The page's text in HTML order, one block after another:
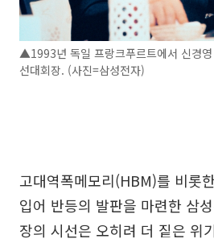
▲1993년 독일 프랑크푸르트에서 신경
선대회장. (사진=삼성전자)
고대역폭메모리(HBM)를 비롯
입어 반등의 발판을 마련한 삼
장의 시선은 오히려 더 짙은 위